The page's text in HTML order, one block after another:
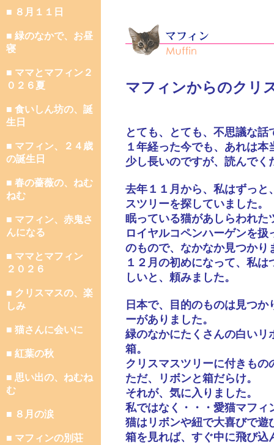
■ ８月１１日
■ 緑のなかで、お昼
寝
■ ママとマフィン２
０２６夏
■ 食いしん坊の、誕
生日
■ マフィン、２４歳
の誕生日
■ 春の薔薇の、ねむ
ねむ
■ マフィン、赤鬼さ
んになる
■ ママとマフィン
２０２６
■ クリスマスの、楽
しみ
■ 猫さんに会いに
■ 紅葉の秋
■ 思い出の、ねむね
む
■ ８月の涙
■ マフィンの別荘
マフィンからのクリ
とても、とても、不思議な話
１年経った今でも、あれは
少し長いのですが、読んでく
去年１１月から、私はずっと
スツリーを探していました。
眠っている猫があしらわれ
ロイヤルコペンハーゲンを
のもので、なかなか見つかり
１２月の初めになって、私
しいと、頼みました。
日本で、目的のものは見つ
ーがありました。
緑のなかにたくさんの白いリ
箱。
クリスマスツリーに付きも
ただ、リボンと箱だらけ。
それが、気に入りました。
私ではなく・・・愛猫マフィ
猫はリボンや紐で大喜びで遊
箱を見れば、すぐ中に飛び込